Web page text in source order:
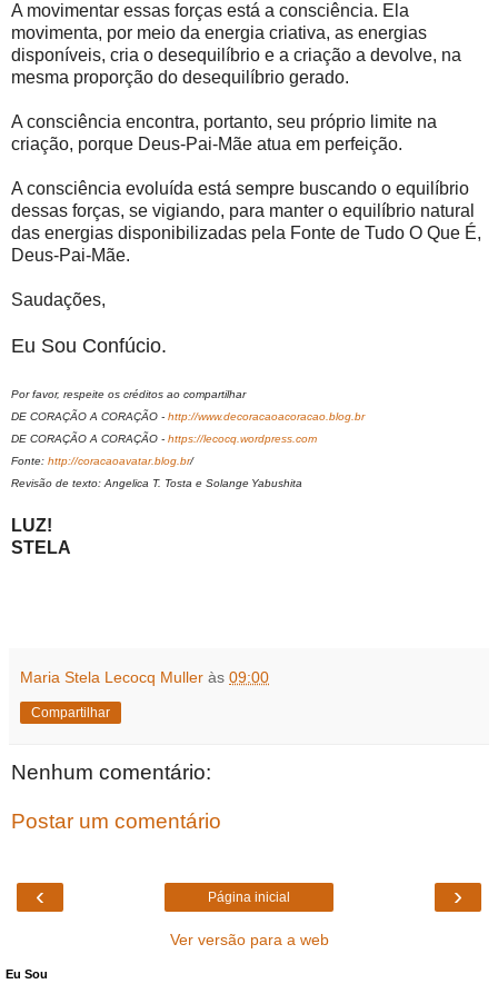
A movimentar essas forças está a consciência. Ela
movimenta, por meio da energia criativa, as energias
disponíveis, cria o desequilíbrio e a criação a devolve, na
mesma proporção do desequilíbrio gerado.
A consciência encontra, portanto, seu próprio limite na
criação, porque Deus-Pai-Mãe atua em perfeição.
A consciência evoluída está sempre buscando o equilíbrio
dessas forças, se vigiando, para manter o equilíbrio natural
das energias disponibilizadas pela Fonte de Tudo O Que É,
Deus-Pai-Mãe.
Saudações,
Eu Sou Confúcio.
Por favor, respeite os créditos ao compartilhar
DE CORAÇÃO A CORAÇÃO - http://www.decoracaoacoracao.blog.br
DE CORAÇÃO A CORAÇÃO - https://lecocq.wordpress.com
Fonte: http://coracaoavatar.blog.br/
Revisão de texto: Angelica T. Tosta e Solange Yabushita
LUZ!
STELA
Maria Stela Lecocq Muller às 09:00
Compartilhar
Nenhum comentário:
Postar um comentário
‹ ›
Página inicial
Ver versão para a web
Eu Sou